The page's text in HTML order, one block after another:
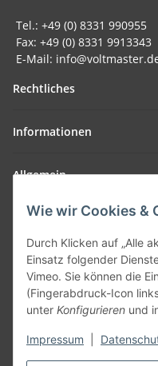
Wie wir Cookies &
Durch Klicken auf „Alle
Einsatz folgender
Vimeo. Sie können die
(Fingerabdruck-Icon
unter Konfigurieren und
Impressum
Tel.: +49 (0) 8331 990955
Fax: +49 (0) 8331 9913343
E-Mail:
Rechtliches
Informationen
Allgemein
Teil unseres Netzwerks: